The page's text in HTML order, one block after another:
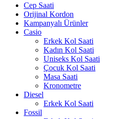
Cep Saati
Orijinal Kordon
Kampanyalı Ürünler
Casio
Erkek Kol Saati
Kadın Kol Saati
Uniseks Kol Saati
Çocuk Kol Saati
Masa Saati
Kronometre
Diesel
Erkek Kol Saati
Fossil